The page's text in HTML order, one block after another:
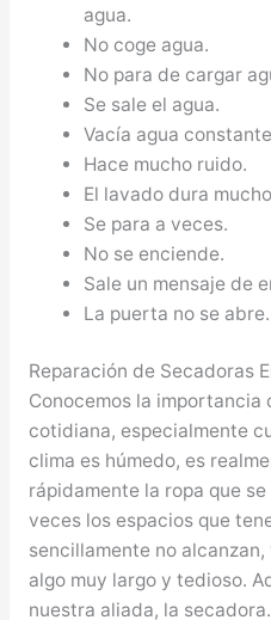
agua.
No coge agua.
No para de cargar
Se sale el agua.
Vacía agua
Hace mucho ruido.
El lavado dura
Se para a veces.
No se enciende.
Sale un mensaje de
La puerta no se abre.
Reparación de Secadoras
Conocemos la importancia
cotidiana, especialmente
clima es húmedo, es
rápidamente la ropa que
veces los espacios que
sencillamente no
algo muy largo y tedioso.
nuestra aliada, la secadora.